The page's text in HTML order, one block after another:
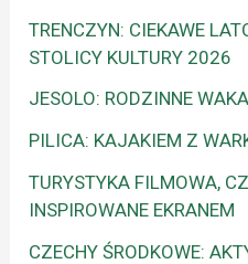
TRENCZYN: CIEKAWE
STOLICY KULTURY 2026
JESOLO: RODZINNE
PILICA: KAJAKIEM Z
TURYSTYKA FILMOWA,
INSPIROWANE EKRANEM
CZECHY ŚRODKOWE: